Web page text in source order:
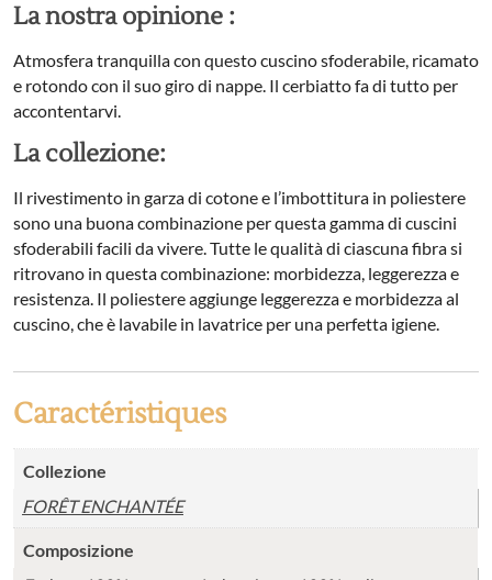
La nostra opinione :
Atmosfera tranquilla con questo cuscino sfoderabile, ricamato
e rotondo con il suo giro di nappe. Il cerbiatto fa di tutto per
accontentarvi.
La collezione:
Il rivestimento in garza di cotone e l’imbottitura in poliestere
sono una buona combinazione per questa gamma di cuscini
sfoderabili facili da vivere. Tutte le qualità di ciascuna fibra si
ritrovano in questa combinazione: morbidezza, leggerezza e
resistenza. Il poliestere aggiunge leggerezza e morbidezza al
cuscino, che è lavabile in lavatrice per una perfetta igiene.
Caractéristiques
Collezione
FORÊT ENCHANTÉE
Composizione